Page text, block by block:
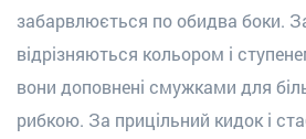
забарвлюється по обидва боки.
відрізняються кольором і
вони доповнені смужками для
рибкою. За прицільний кидок і